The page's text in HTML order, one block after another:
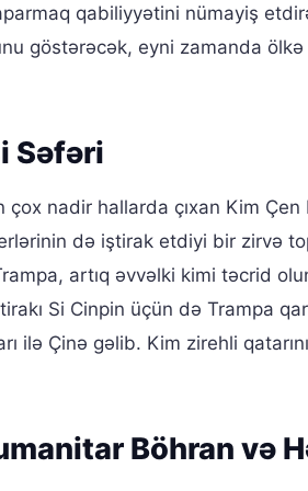
qabiliyyətini nümayiş
göstərəcək, eyni zamanda
Səfəri
çox nadir hallarda çıxan Kim
də iştirak etdiyi bir zirvə
artıq əvvəlki kimi təcrid
Si Cinpin üçün də Trampa
ilə Çinə gəlib. Kim zirehli
Böhran və